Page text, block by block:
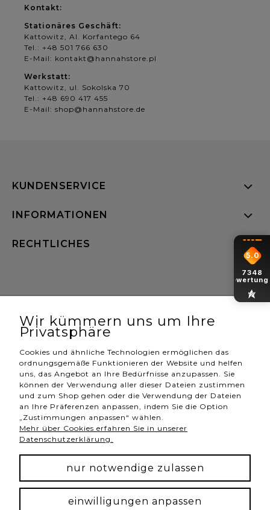
Kontakt:
Stationäres Geschäft:
Kattowitz, Al. Korfantego 64
Tel.: +48 501 766 630
E-Mail: kontakt@hannahstore.pl
Werkstatt:
Kattowitz, ul. Sokolska 70
Tel.: +48 690 417 455
E-Mail: shop@hannahstore.de
KUNDENSERVICE
INFORMATIONEN
RECHTLICHES
| NIP: 6342736629 | Aleja
Wojciecha Korfantego 64, 40-161 Katowice |
shop@hannahstore.pl
vollversion der webseite
5.0
7348
UNSERE ABZEICHEN
Abzeichen werden vergeben von
Wir kümmern uns um Ihre
Privatsphäre
Cookies und ähnliche Technologien ermöglichen das
ordnungsgemäße Funktionieren der Website und helfen
uns, das Angebot an Ihre Bedürfnisse anzupassen. Sie
können der Verwendung aller dieser Dateien zustimmen
und zum Shop gehen oder die Verwendung der Dateien
an Ihre Präferenzen anpassen, indem Sie die Option
„Zustimmungen anpassen“ wählen.
Mehr über Cookies erfahren Sie in unserer
Datenschutzerklärung.
nur notwendige zulassen
einwilligungen anpassen